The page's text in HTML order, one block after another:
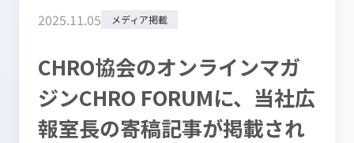
2025.11.05 メディア掲載
CHRO協会のオンラインマガ
ジンCHRO FORUMに、当社広
報室長の寄稿記事が掲載され